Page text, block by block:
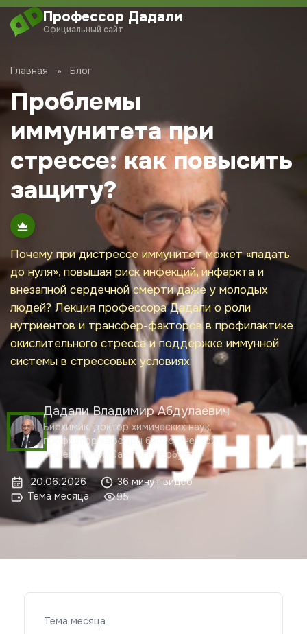
Профессор Дадали
Официальный сайт
О проекте
Обучение
Дадали Чат
Клуб
Блог
Новости
Перейти
Главная Блог
Проблемы
иммунитета при
стрессе: как повысить
защиту?
Почему при дистрессе иммунитет может «падать
до нуля», повышая риск инфекций, инфаркта и
внезапной сердечной смерти даже у молодых
людей? Лекция профессора Дадали о роли
нутриентов и трансфер-факторов в профилактике
окислительного стресса и поддержке иммунной
системы в стрессовых условиях.
Дадали Владимир Абдулаевич
Биохимик, доктор химических наук,
профессор кафедры биологической и
общей химии (Санкт-Петербург)
20.06.2026
36 минут видео
Тема месяца
95
Тема месяца